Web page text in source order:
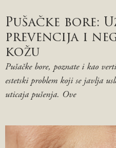
Pušačke bore:
prevencija i
kožu
Pušačke bore, poznate i kao
estetski problem koji se javlja
uticaja pušenja. Ove